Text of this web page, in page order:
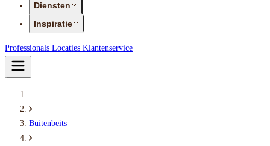
Diensten
Inspiratie
Professionals Locaties Klantenservice
...
Buitenbeits